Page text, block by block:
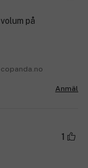
på
Anmäl
1